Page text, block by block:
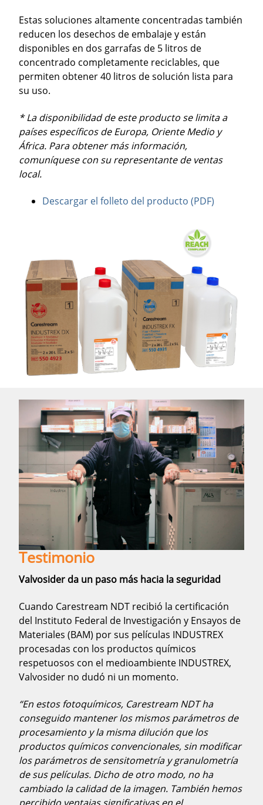
Estas soluciones altamente concentradas también
reducen los desechos de embalaje y están
disponibles en dos garrafas de 5 litros de
concentrado completamente reciclables, que
permiten obtener 40 litros de solución lista para
su uso.
* La disponibilidad de este producto se limita a
países específicos de Europa, Oriente Medio y
África. Para obtener más información,
comuníquese con su representante de ventas
local.
Descargar el folleto del producto (PDF)
Testimonio
Valvosider da un paso más hacia la seguridad
Cuando Carestream NDT recibió la certificación
del Instituto Federal de Investigación y Ensayos de
Materiales (BAM) por sus películas INDUSTREX
procesadas con los productos químicos
respetuosos con el medioambiente INDUSTREX,
Valvosider no dudó ni un momento.
“En estos fotoquímicos, Carestream NDT ha
conseguido mantener los mismos parámetros de
procesamiento y la misma dilución que los
productos químicos convencionales, sin modificar
los parámetros de sensitometría y granulometría
de sus películas. Dicho de otro modo, no ha
cambiado la calidad de la imagen. También hemos